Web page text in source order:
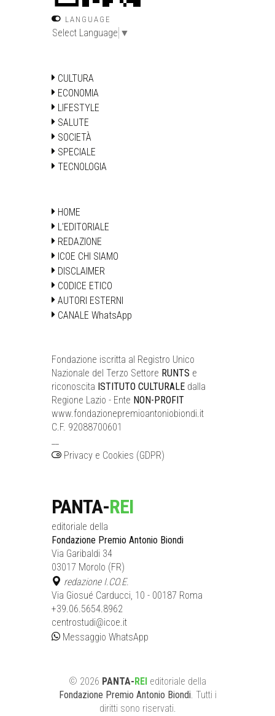
LANGUAGE
Select Language ▼
CULTURA
ECONOMIA
LIFESTYLE
SALUTE
SOCIETÀ
SPECIALE
TECNOLOGIA
HOME
L'EDITORIALE
REDAZIONE
ICOE CHI SIAMO
DISCLAIMER
CODICE ETICO
AUTORI ESTERNI
CANALE WhatsApp
Fondazione iscritta al Registro Unico
Nazionale del Terzo Settore RUNTS e
riconoscita ISTITUTO CULTURALE dalla
Regione Lazio - Ente NON-PROFIT
www.fondazionepremioantoniobiondi.it
C.F. 92088700601
Privacy e Cookies (GDPR)
PANTA-REI
editoriale della
Fondazione Premio Antonio Biondi
Via Garibaldi 34
03017 Morolo (FR)
redazione I.CO.E.
Via Giosué Carducci, 10 - 00187 Roma
+39.06.5654.8962
centrostudi@icoe.it
Messaggio WhatsApp
© 2026 PANTA-REI editoriale della
Fondazione Premio Antonio Biondi . Tutti i
diritti sono riservati.